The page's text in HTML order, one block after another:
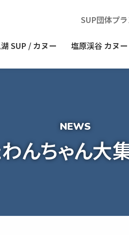
SUP / カヌー 塩原渓谷 カヌ
SUP団体プ
んちゃん大集